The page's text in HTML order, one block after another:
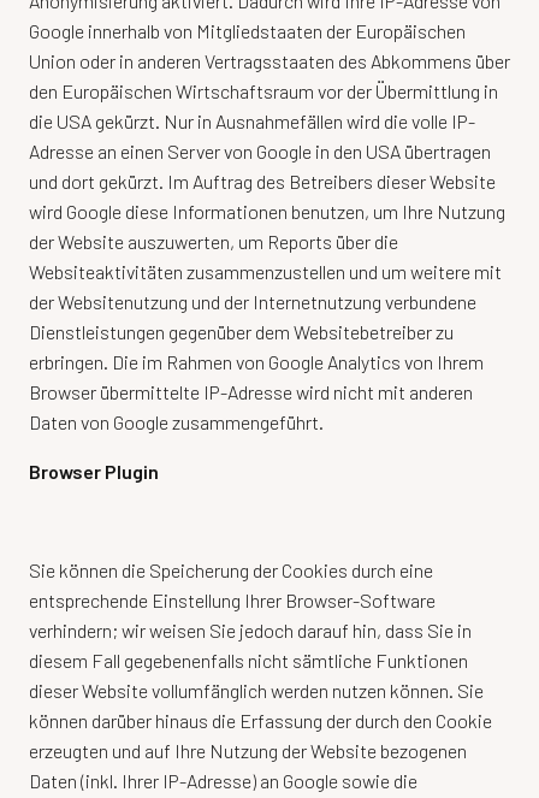
Google innerhalb von Mitgliedstaaten der Europäischen
Union oder in anderen Vertragsstaaten des Abkommens über
den Europäischen Wirtschaftsraum vor der Übermittlung in
die USA gekürzt. Nur in Ausnahmefällen wird die volle IP-
Adresse an einen Server von Google in den USA übertragen
und dort gekürzt. Im Auftrag des Betreibers dieser Website
wird Google diese Informationen benutzen, um Ihre Nutzung
der Website auszuwerten, um Reports über die
Websiteaktivitäten zusammenzustellen und um weitere mit
der Websitenutzung und der Internetnutzung verbundene
Dienstleistungen gegenüber dem Websitebetreiber zu
erbringen. Die im Rahmen von Google Analytics von Ihrem
Browser übermittelte IP-Adresse wird nicht mit anderen
Daten von Google zusammengeführt.
Browser Plugin
Sie können die Speicherung der Cookies durch eine
entsprechende Einstellung Ihrer Browser-Software
verhindern; wir weisen Sie jedoch darauf hin, dass Sie in
diesem Fall gegebenenfalls nicht sämtliche Funktionen
dieser Website vollumfänglich werden nutzen können. Sie
können darüber hinaus die Erfassung der durch den Cookie
erzeugten und auf Ihre Nutzung der Website bezogenen
Daten (inkl. Ihrer IP-Adresse) an Google sowie die